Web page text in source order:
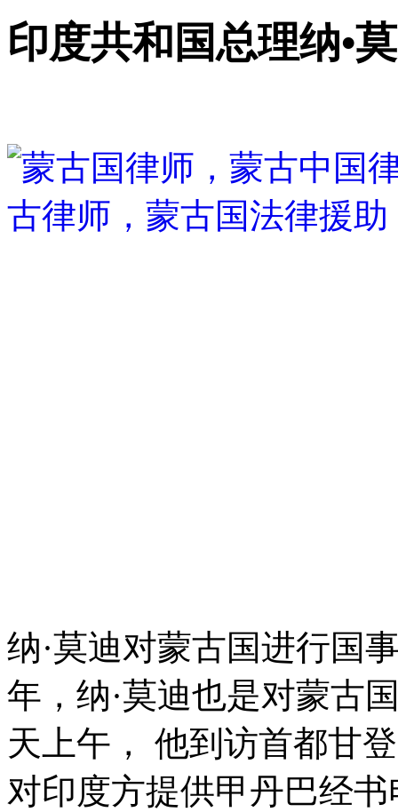
印度共和国总理纳•
纳·莫迪对蒙古国进行国
年，纳·莫迪也是对蒙古
天上午，
他到访首都甘
对印度方提供甲丹巴经